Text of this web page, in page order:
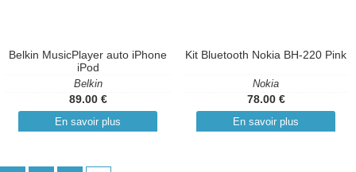
Belkin MusicPlayer auto iPhone
iPod
Belkin
89.00 €
En savoir plus
Kit Bluetooth Nokia BH-220 Pink
Nokia
78.00 €
En savoir plus